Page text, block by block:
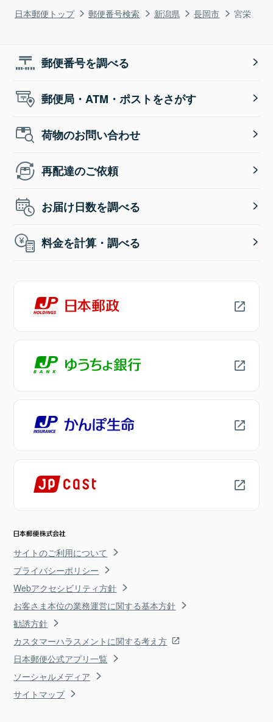
日本郵便トップ 郵便番号検索 新潟県 長岡市 宮栄
郵便番号を調べる
郵便局・ATM・ポストをさがす
荷物のお問い合わせ
再配達のご依頼
お届け日数を調べる
料金を計算・調べる
サイトのご利用について
プライバシーポリシー
Webアクセシビリティ方針
お客さま本位の業務運営に関する基本方針
勧誘方針
カスタマーハラスメントに関する考え方
日本郵便公式アプリ一覧
ソーシャルメディア
サイトマップ